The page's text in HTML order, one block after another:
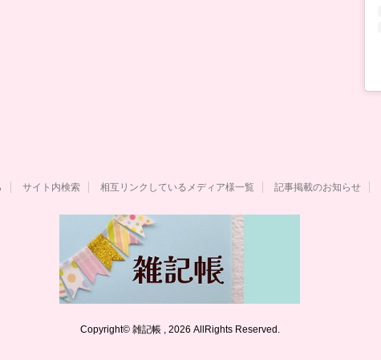
サイト内検索 相互リンクしているメディア様一覧 記事掲載のお知らせ
Copyright© 雑記帳 , 2026 AllRights Reserved.